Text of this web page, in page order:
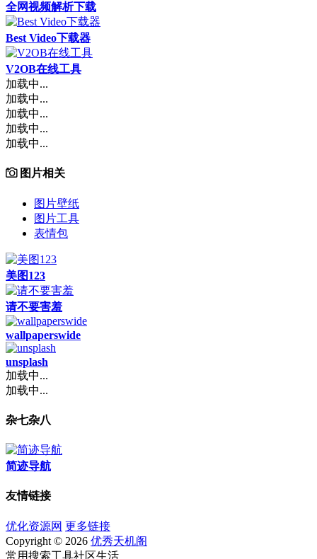
全网视频解析下载
Best Video下载器
V2OB在线工具
加载中...
加载中...
加载中...
加载中...
加载中...
图片相关
图片壁纸
图片工具
表情包
美图123
请不要害羞
wallpaperswide
unsplash
加载中...
加载中...
杂七杂八
简迹导航
友情链接
优化资源网 更多链接
Copyright © 2026 优秀天机阁
常用搜索工具社区生活